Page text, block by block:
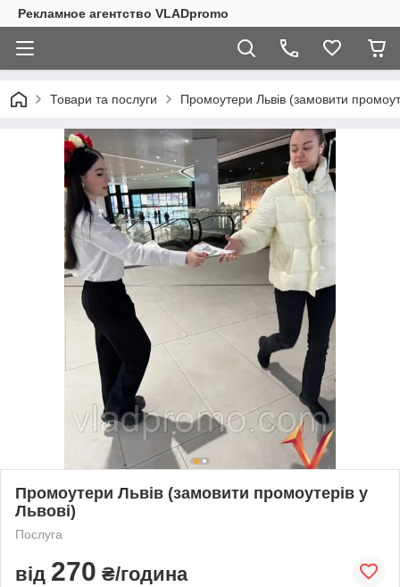
Рекламное агентство VLADpromo
Товари та послуги Промоутери Львів (замовити
Промоутери Львів (замовити промоутерів у
Львові)
Послуга
від 270 ₴/година